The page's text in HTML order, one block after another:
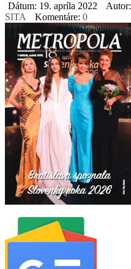
Dátum: 19. apríla 2022
Autor:
SITA
Komentáre: 0